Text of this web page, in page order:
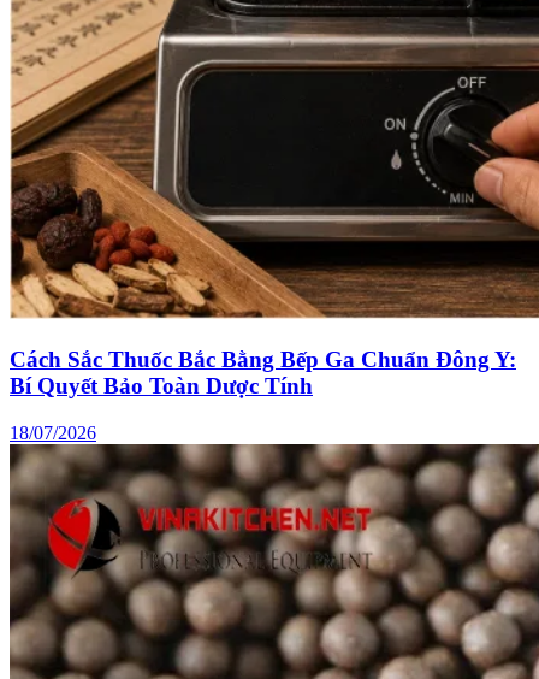
Cách Sắc Thuốc Bắc Bằng Bếp Ga Chuẩn Đông Y:
Bí Quyết Bảo Toàn Dược Tính
18/07/2026